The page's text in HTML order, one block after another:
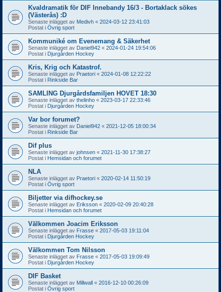
Kvaldramatik för DIF Innebandy 16/3 - Bortaklack sökes
(Västerås) :D
Senaste inlägget av Medivh « 2024-03-12 23:41:03
Postat i Övrig sport
Kommuniké om Evenemang & Säkerhet
Senaste inlägget av Daniel942 « 2024-01-24 19:54:06
Postat i Djurgården Hockey
Kris, Krig och Katastrof.
Senaste inlägget av Praetori « 2024-01-08 12:22:22
Postat i Rinkside Bar
SAMLING Djurgårdsfamiljen HOVET 18:30
Senaste inlägget av thelinho « 2023-03-17 22:33:46
Postat i Djurgården Hockey
Var bor forumet?
Senaste inlägget av Daniel942 « 2021-12-05 18:00:34
Postat i Rinkside Bar
Dif plus
Senaste inlägget av johnsen « 2021-11-30 17:38:27
Postat i Hemsidan och forumet
NLA
Senaste inlägget av Praetori « 2020-02-14 11:50:19
Postat i Övrig sport
Biljetter via difhockey.se
Senaste inlägget av Eriksson « 2020-02-09 20:40:28
Postat i Hemsidan och forumet
Välkommen Joacim Eriksson
Senaste inlägget av Frasse « 2017-05-03 19:11:04
Postat i Djurgården Hockey
Välkommen Tom Nilsson
Senaste inlägget av Frasse « 2017-05-03 19:09:49
Postat i Djurgården Hockey
DIF Basket
Senaste inlägget av Millwall « 2016-12-10 00:26:09
Postat i Övrig sport